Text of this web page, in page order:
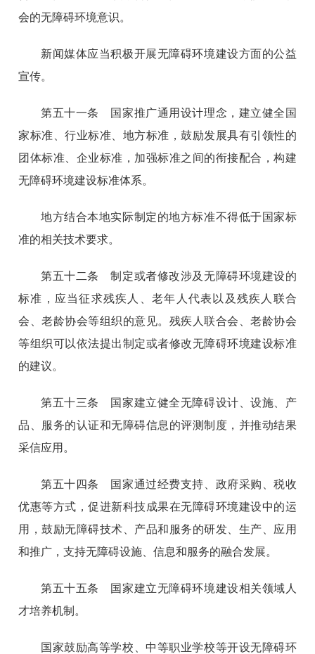
会的无障碍环境意识。
新闻媒体应当积极开展无障碍环境建设方面的公益
宣传。
第五十一条 国家推广通用设计理念，建立健全国
家标准、行业标准、地方标准，鼓励发展具有引领性的
团体标准、企业标准，加强标准之间的衔接配合，构建
无障碍环境建设标准体系。
地方结合本地实际制定的地方标准不得低于国家标
准的相关技术要求。
第五十二条 制定或者修改涉及无障碍环境建设的
标准，应当征求残疾人、老年人代表以及残疾人联合
会、老龄协会等组织的意见。残疾人联合会、老龄协会
等组织可以依法提出制定或者修改无障碍环境建设标准
的建议。
第五十三条 国家建立健全无障碍设计、设施、产
品、服务的认证和无障碍信息的评测制度，并推动结果
采信应用。
第五十四条 国家通过经费支持、政府采购、税收
优惠等方式，促进新科技成果在无障碍环境建设中的运
用，鼓励无障碍技术、产品和服务的研发、生产、应用
和推广，支持无障碍设施、信息和服务的融合发展。
第五十五条 国家建立无障碍环境建设相关领域人
才培养机制。
国家鼓励高等学校、中等职业学校等开设无障碍环